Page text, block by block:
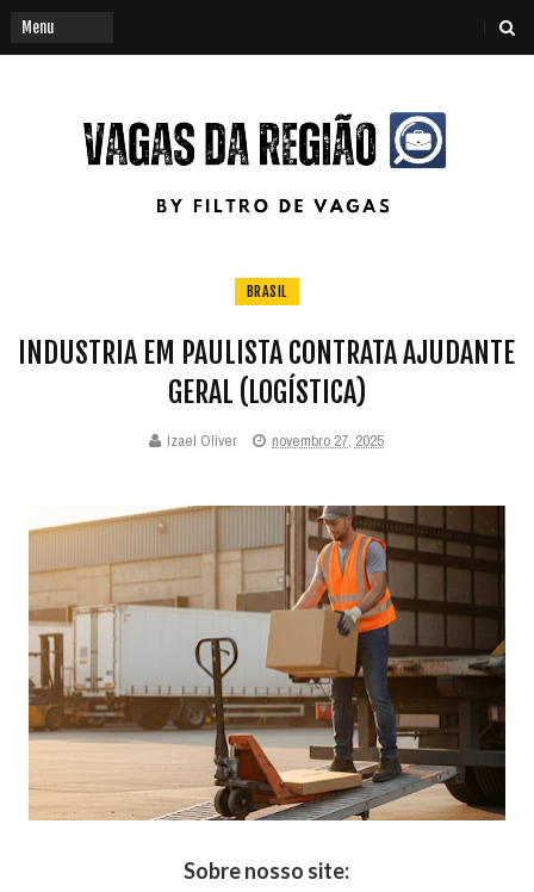
BRASIL
INDUSTRIA EM PAULISTA CONTRATA AJUDANTE
GERAL (LOGÍSTICA)
Izael Oliver novembro 27, 2025
Sobre nosso site: